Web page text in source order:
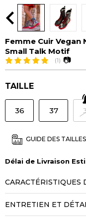
Femme Cuir Vegan
Small Talk Motif
(1) 📷
TAILLE
36 37
GUIDE DES TAILLES
Délai de Livraison
CARACTÉRISTIQUES
ENTRETIEN ET